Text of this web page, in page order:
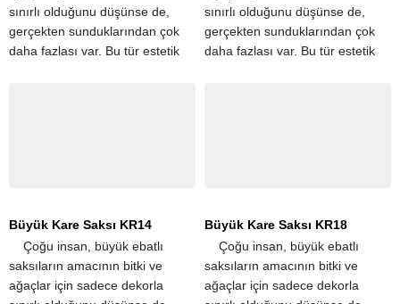
sınırlı olduğunu düşünse de,
gerçekten sunduklarından çok
daha fazlası var. Bu tür estetik
sınırlı olduğunu düşünse de,
gerçekten sunduklarından çok
daha fazlası var. Bu tür estetik
Büyük Kare Saksı KR14
​ ​ ​ ​ Çoğu insan, büyük ebatlı
saksıların amacının bitki ve
ağaçlar için sadece dekorla
Büyük Kare Saksı KR18
​ ​ ​ ​ Çoğu insan, büyük ebatlı
saksıların amacının bitki ve
ağaçlar için sadece dekorla